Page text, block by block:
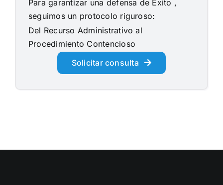
Para garantizar una defensa de Éxito ,
seguimos un protocolo riguroso:
Del Recurso Administrativo al
Procedimiento Contencioso
Solicitar consulta